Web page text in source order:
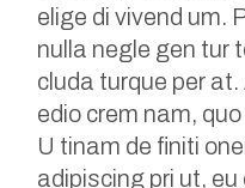
elige di vivend um.
nulla negle gen tur
cluda turque per
edio crem nam,
U tinam de finiti
adipiscing pri ut,